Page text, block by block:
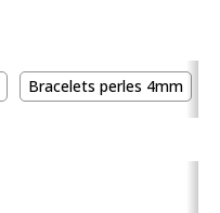
Bracelets perles 4mm